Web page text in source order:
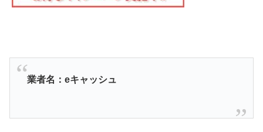
業者名：eキャッシュ